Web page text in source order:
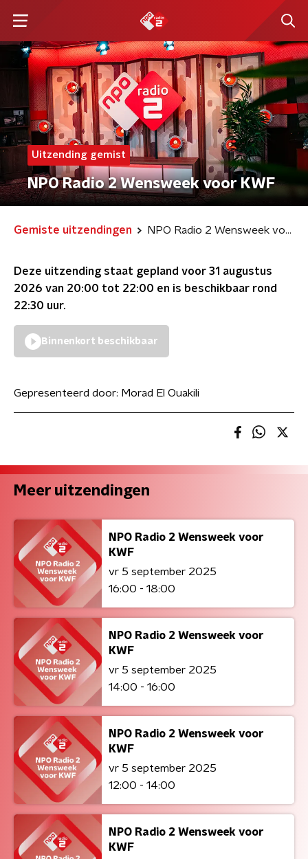
Uitzending gemist
NPO Radio 2 Wensweek voor KWF
Gemiste uitzendingen NPO Radio 2 Wensweek voor KWF
Deze uitzending staat gepland voor 31 augustus
2026 van 20:00 tot 22:00 en is beschikbaar rond
22:30 uur.
Binnenkort beschikbaar
Gepresenteerd door: Morad El Ouakili
Meer uitzendingen
NPO Radio 2 Wensweek voor
KWF
vr 5 september 2025
16:00 - 18:00
NPO Radio 2 Wensweek voor
KWF
vr 5 september 2025
14:00 - 16:00
NPO Radio 2 Wensweek voor
KWF
vr 5 september 2025
12:00 - 14:00
NPO Radio 2 Wensweek voor
KWF